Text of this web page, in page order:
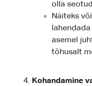
olla
Näiteks
asemel
tõhusalt
Kohandamine